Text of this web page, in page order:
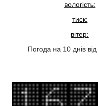
вологість:
тиск:
вітер:
Погода на 10 днів від